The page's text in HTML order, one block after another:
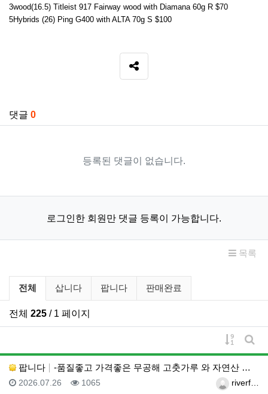
3wood(16.5) Titleist 917 Fairway wood with Diamana 60g R $70
5Hybrids (26) Ping G400 with ALTA 70g S $100
SNS 공유
댓글 0
등록된 댓글이 없습니다.
로그인한 회원만 댓글 등록이 가능합니다.
목록
벼룩시장 분류 목록
전체 삽니다 팝니다 판매완료
전체 225 / 1 페이지
게시물
게
팝니다
-품질좋고 가격좋은 무공해 고춧가루 와 자연산 생꿀-
등록자riverf…
등록일
2026.07.26 조회
1065